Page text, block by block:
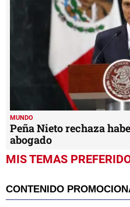
MUNDO
Peña Nieto rechaza
abogado
MIS TEMAS